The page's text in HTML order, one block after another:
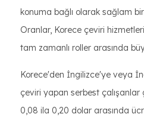
konuma bağlı olarak sağlam
Oranlar, Korece çeviri
tam zamanlı roller arasında
Korece'den İngilizce'ye veya
çeviri yapan serbest çalışanlar
0,08 ila 0,20 dolar arasında